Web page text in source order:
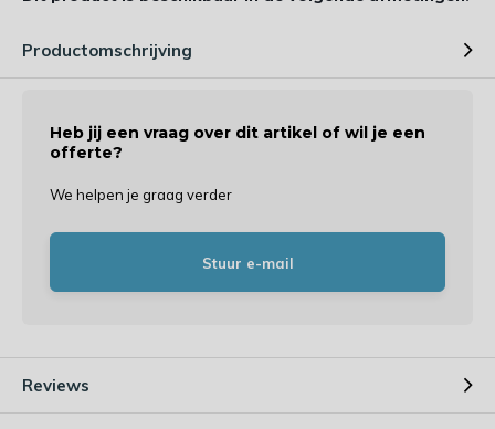
Productomschrijving
Heb jij een vraag over dit artikel of wil je een
offerte?
We helpen je graag verder
Stuur e-mail
Reviews